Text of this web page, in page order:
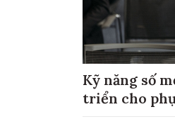
Kỹ năng số
triển cho